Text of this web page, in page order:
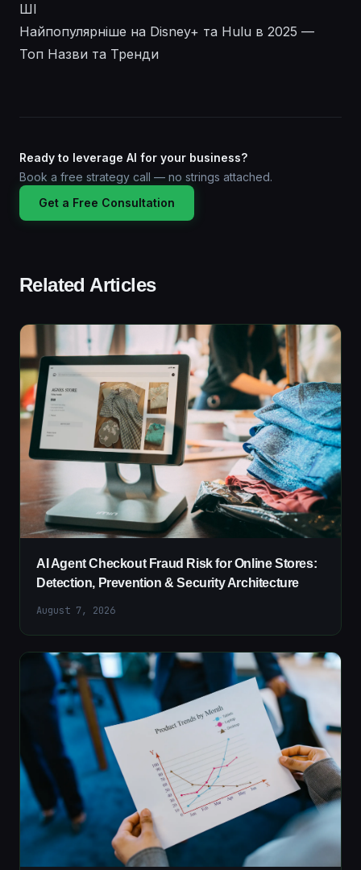
ШІ
Найпопулярніше на Disney+ та Hulu в 2025 —
Топ Назви та Тренди
Ready to leverage AI for your business?
Book a free strategy call — no strings attached.
Get a Free Consultation
Related Articles
AI Agent Checkout Fraud Risk for Online Stores:
Detection, Prevention & Security Architecture
August 7, 2026